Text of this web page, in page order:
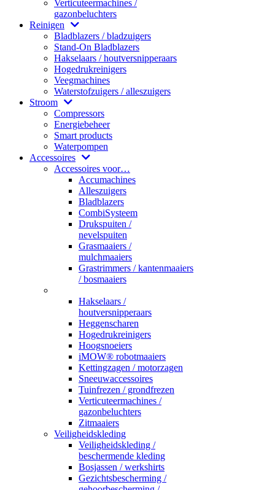
Verticuteermachines /
gazonbeluchters
Reinigen
Bladblazers / bladzuigers
Stand-On Bladblazers
Hakselaars / houtversnipperaars
Hogedrukreinigers
Veegmachines
Waterstofzuigers / alleszuigers
Stroom
Compressors
Energiebeheer
Smart products
Waterpompen
Accessoires
Accessoires voor…
Accumachines
Alleszuigers
Bladblazers
CombiSysteem
Drukspuiten /
nevelspuiten
Grasmaaiers /
mulchmaaiers
Grastrimmers / kantenmaaiers
/ bosmaaiers
Hakselaars /
houtversnipperaars
Heggenscharen
Hogedrukreinigers
Hoogsnoeiers
iMOW® robotmaaiers
Kettingzagen / motorzagen
Sneeuwaccessoires
Tuinfrezen / grondfrezen
Verticuteermachines /
gazonbeluchters
Zitmaaiers
Veiligheidskleding
Veiligheidskleding /
beschermende kleding
Bosjassen / werkshirts
Gezichtsbescherming /